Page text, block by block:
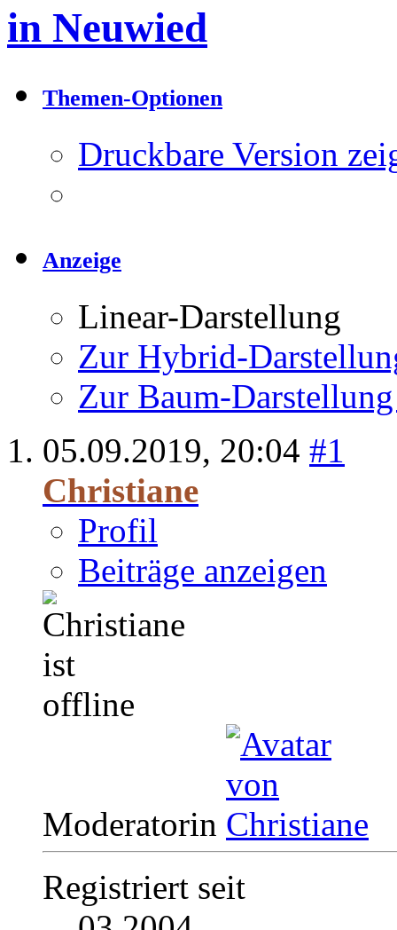
in Neuwied
Themen-Optionen
Druckbare Version
Anzeige
Linear-Darstellung
Zur Hybrid-
Zur Baum-
05.09.2019, 20:04 #1
Christiane
Profil
Beiträge anzeigen
Moderatorin
Registriert seit